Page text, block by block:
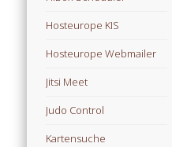
Hosteurope KIS
Hosteurope Webmailer
Jitsi Meet
Judo Control
Kartensuche